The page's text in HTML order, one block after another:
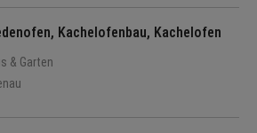
Kachelofenbau, Kachelofen
& Garten